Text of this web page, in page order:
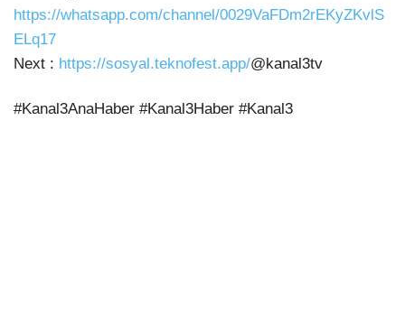
https://whatsapp.com/channel/0029VaFDm2rEKyZKvlS
ELq17
Next : https://sosyal.teknofest.app/@kanal3tv
#Kanal3AnaHaber #Kanal3Haber #Kanal3